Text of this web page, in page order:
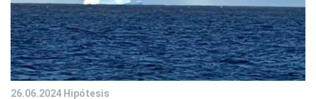
26.06.2024Hipótesis